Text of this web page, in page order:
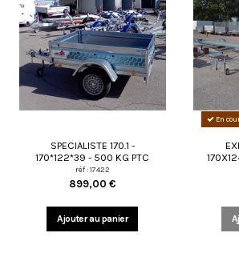
SPECIALISTE 170.1 -
170*122*39 - 500 KG PTC
réf : 17422
899,00 €
Ajouter au panier
En